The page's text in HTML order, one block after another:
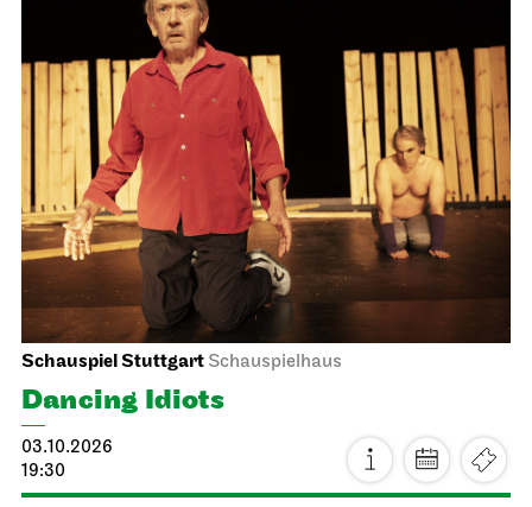
Schauspiel Stuttgart Schauspielhaus
Dancing Idiots
03.10.2026
19:30